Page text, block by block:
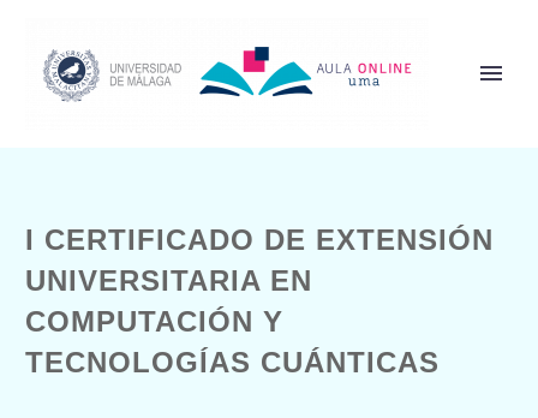
I CERTIFICADO DE EXTENSIÓN
UNIVERSITARIA EN
COMPUTACIÓN Y
TECNOLOGÍAS CUÁNTICAS